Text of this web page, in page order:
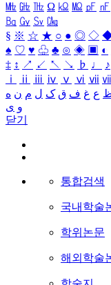
㎒ ㎓ ㎔ Ω ㏀ ㏁ ㎊ ㎋
㏃ ㏉ ㏜ ㏆
§ ※ ☆ ★ ○ ● ◎ ◇
♠ ♡ ♥ ♧ ♣ ⊙ ◈ ▣ ◐
‡ ↕ ↗ ↙ ↖ ↘ ♭ ♩ ♪
ⅰ
ⅱ ⅲ ⅳ ⅴ ⅵ ⅶ
ع غ ف ق ک ل م ن ه
و ی
닫기
통합검색
국내학술
학위논문
해외학술